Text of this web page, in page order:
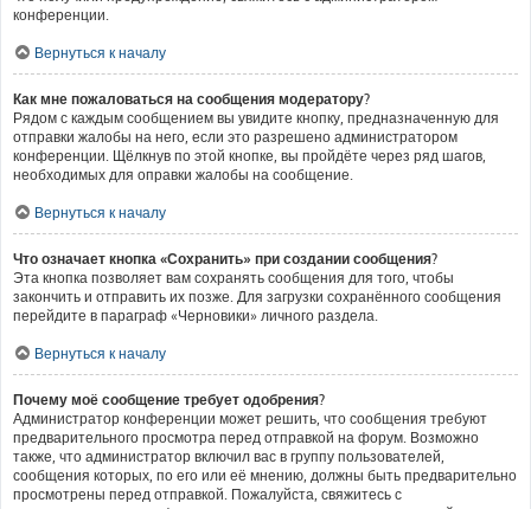
конференции.
Вернуться к началу
Как мне пожаловаться на сообщения модератору?
Рядом с каждым сообщением вы увидите кнопку, предназначенную для
отправки жалобы на него, если это разрешено администратором
конференции. Щёлкнув по этой кнопке, вы пройдёте через ряд шагов,
необходимых для оправки жалобы на сообщение.
Вернуться к началу
Что означает кнопка «Сохранить» при создании сообщения?
Эта кнопка позволяет вам сохранять сообщения для того, чтобы
закончить и отправить их позже. Для загрузки сохранённого сообщения
перейдите в параграф «Черновики» личного раздела.
Вернуться к началу
Почему моё сообщение требует одобрения?
Администратор конференции может решить, что сообщения требуют
предварительного просмотра перед отправкой на форум. Возможно
также, что администратор включил вас в группу пользователей,
сообщения которых, по его или её мнению, должны быть предварительно
просмотрены перед отправкой. Пожалуйста, свяжитесь с